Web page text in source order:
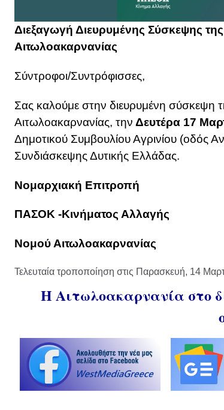
Διεξαγωγή Διευρυμένης Σύσκεψης
Αιτωλοακαρνανίας
Σύντροφοι/Συντρόφισσες,
Σας καλούμε στην διευρυμένη σύσκεψη
Αιτωλοακαρνανίας, την Δευτέρα 17
Δημοτικού Συμβουλίου Αγρινίου (οδός
Συνδιάσκεψης Δυτικής Ελλάδας.
Νομαρχιακή Επιτροπή
ΠΑΣΟΚ -Κινήματος Αλλαγής
Νομού Αιτωλοακαρνανίας
Τελευταία τροποποίηση στις Παρασκευή, 14
Η Αιτωλοακαρνανία στο